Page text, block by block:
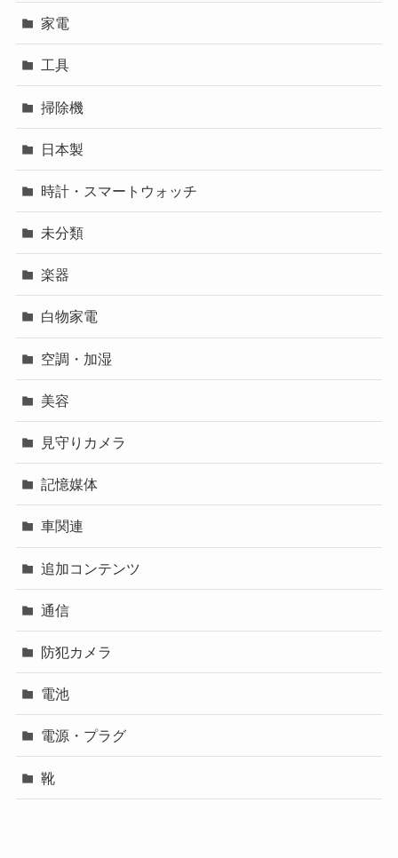
家電
工具
掃除機
日本製
時計・スマートウォッチ
未分類
楽器
白物家電
空調・加湿
美容
見守りカメラ
記憶媒体
車関連
追加コンテンツ
通信
防犯カメラ
電池
電源・プラグ
靴